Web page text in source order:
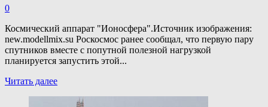
0
Космический аппарат "Ионосфера".Источник изображения:
new.modellmix.su Роскосмос ранее сообщал, что первую пару
спутников вместе с попутной полезной нагрузкой
планируется запустить этой...
Читать далееПрочитать